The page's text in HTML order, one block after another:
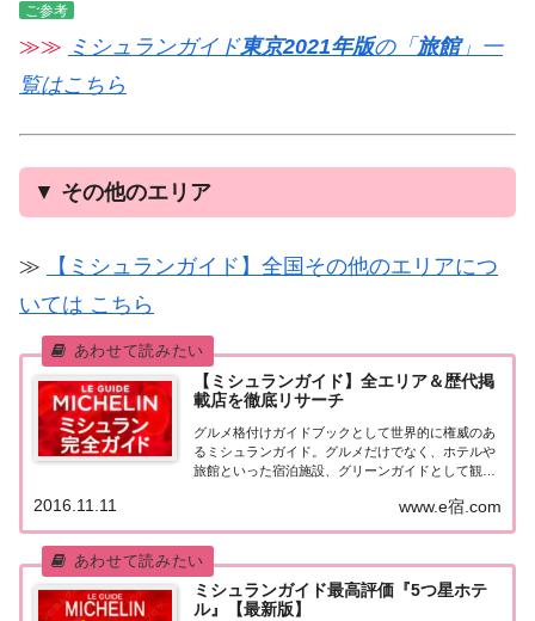
ご参考
≫≫ ミシュランガイド東京2021年版の「 旅館」一
覧はこちら
▼ その他のエリア
≫
【ミシュランガイド】全国その他のエリアにつ
いては こちら
【ミシュランガイド】全エリア＆歴代掲
載店を徹底リサーチ
グルメ格付けガイドブックとして世界的に権威のあ
るミシュランガイド。グルメだけでなく、ホテルや
旅館といった宿泊施設、グリーンガイドとして観光
本版としては、2007年11月20日に「ミシュランガイ
ド東京版2008」が発売されてからエリアを...
www.e宿.com
2016.11.11
ミシュランガイド最高評価『5つ星ホテ
ル』【最新版】